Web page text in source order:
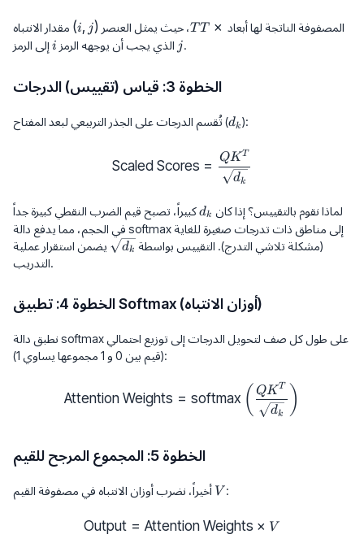
المصفوفة الناتجة لها أبعاد
T
T ×
T، حيث يمثل العنصر
(i,
j)
(i, j)
مقدار الانتباه
الذي يجب أن يوجهه الرمز i jj.
الخطوة 3: قياس (تقييس) الدرجات
تُقسم الدرجات على الجذر التربيعي لبعد المفتاح (d_k
dk):
\text{Scaled Scores} =
Scaled Scores =
dk
QKT
لماذا نقوم بالتقييس؟ إذا كان
d_k
dk
كبيراً، تصبح قيم الضرب النقطي كبيرة جداً
في الحجم، مما يدفع دالة softmax إلى مناطق ذات تدرجات صغيرة للغاية
(مشكلة تلاشي التدرج). التقييس بواسطة
\sqrt{d_k}
dk
يضمن استقرار عملية
التدريب.
الخطوة 4: تطبيق Softmax (أوزان الانتباه)
نطبق دالة softmax على طول كل صف لتحويل الدرجات إلى توزيع احتمالي
(قيم بين 0 و 1 مجموعها يساوي 1):
\text{Attention Weights} =
Attention Weights = softmax ( dk
QKT )
الخطوة 5: المجموع المرجح للقيم
V
V :
\text{Output} =
Output = Attention Weights × V